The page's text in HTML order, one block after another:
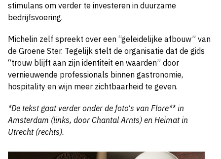
stimulans om verder te investeren in duurzame
bedrijfsvoering.
Michelin zelf spreekt over een “geleidelijke afbouw” van
de Groene Ster. Tegelijk stelt de organisatie dat de gids
“trouw blijft aan zijn identiteit en waarden” door
vernieuwende professionals binnen gastronomie,
hospitality en wijn meer zichtbaarheid te geven.
*De tekst gaat verder onder de foto's van Flore** in
Amsterdam (links, door Chantal Arnts) en Heimat in
Utrecht (rechts).